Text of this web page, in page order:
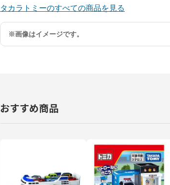
タカラトミーのすべての商品を見る
※画像はイメージです。
おすすめ商品